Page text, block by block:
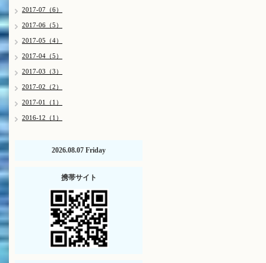
2017-07（6）
2017-06（5）
2017-05（4）
2017-04（5）
2017-03（3）
2017-02（2）
2017-01（1）
2016-12（1）
2026.08.07 Friday
携帯サイト